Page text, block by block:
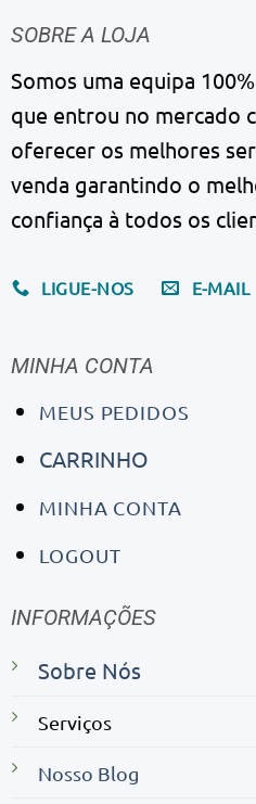
SOBRE A LOJA
Somos uma equipa
que entrou no mercado
oferecer os melhores
venda garantindo o
confiança à todos os
LIGUE-NOS E-MAIL
MINHA CONTA
MEUS PEDIDOS
CARRINHO
MINHA CONTA
LOGOUT
INFORMAÇÕES
Sobre Nós
Serviços
Nosso Blog